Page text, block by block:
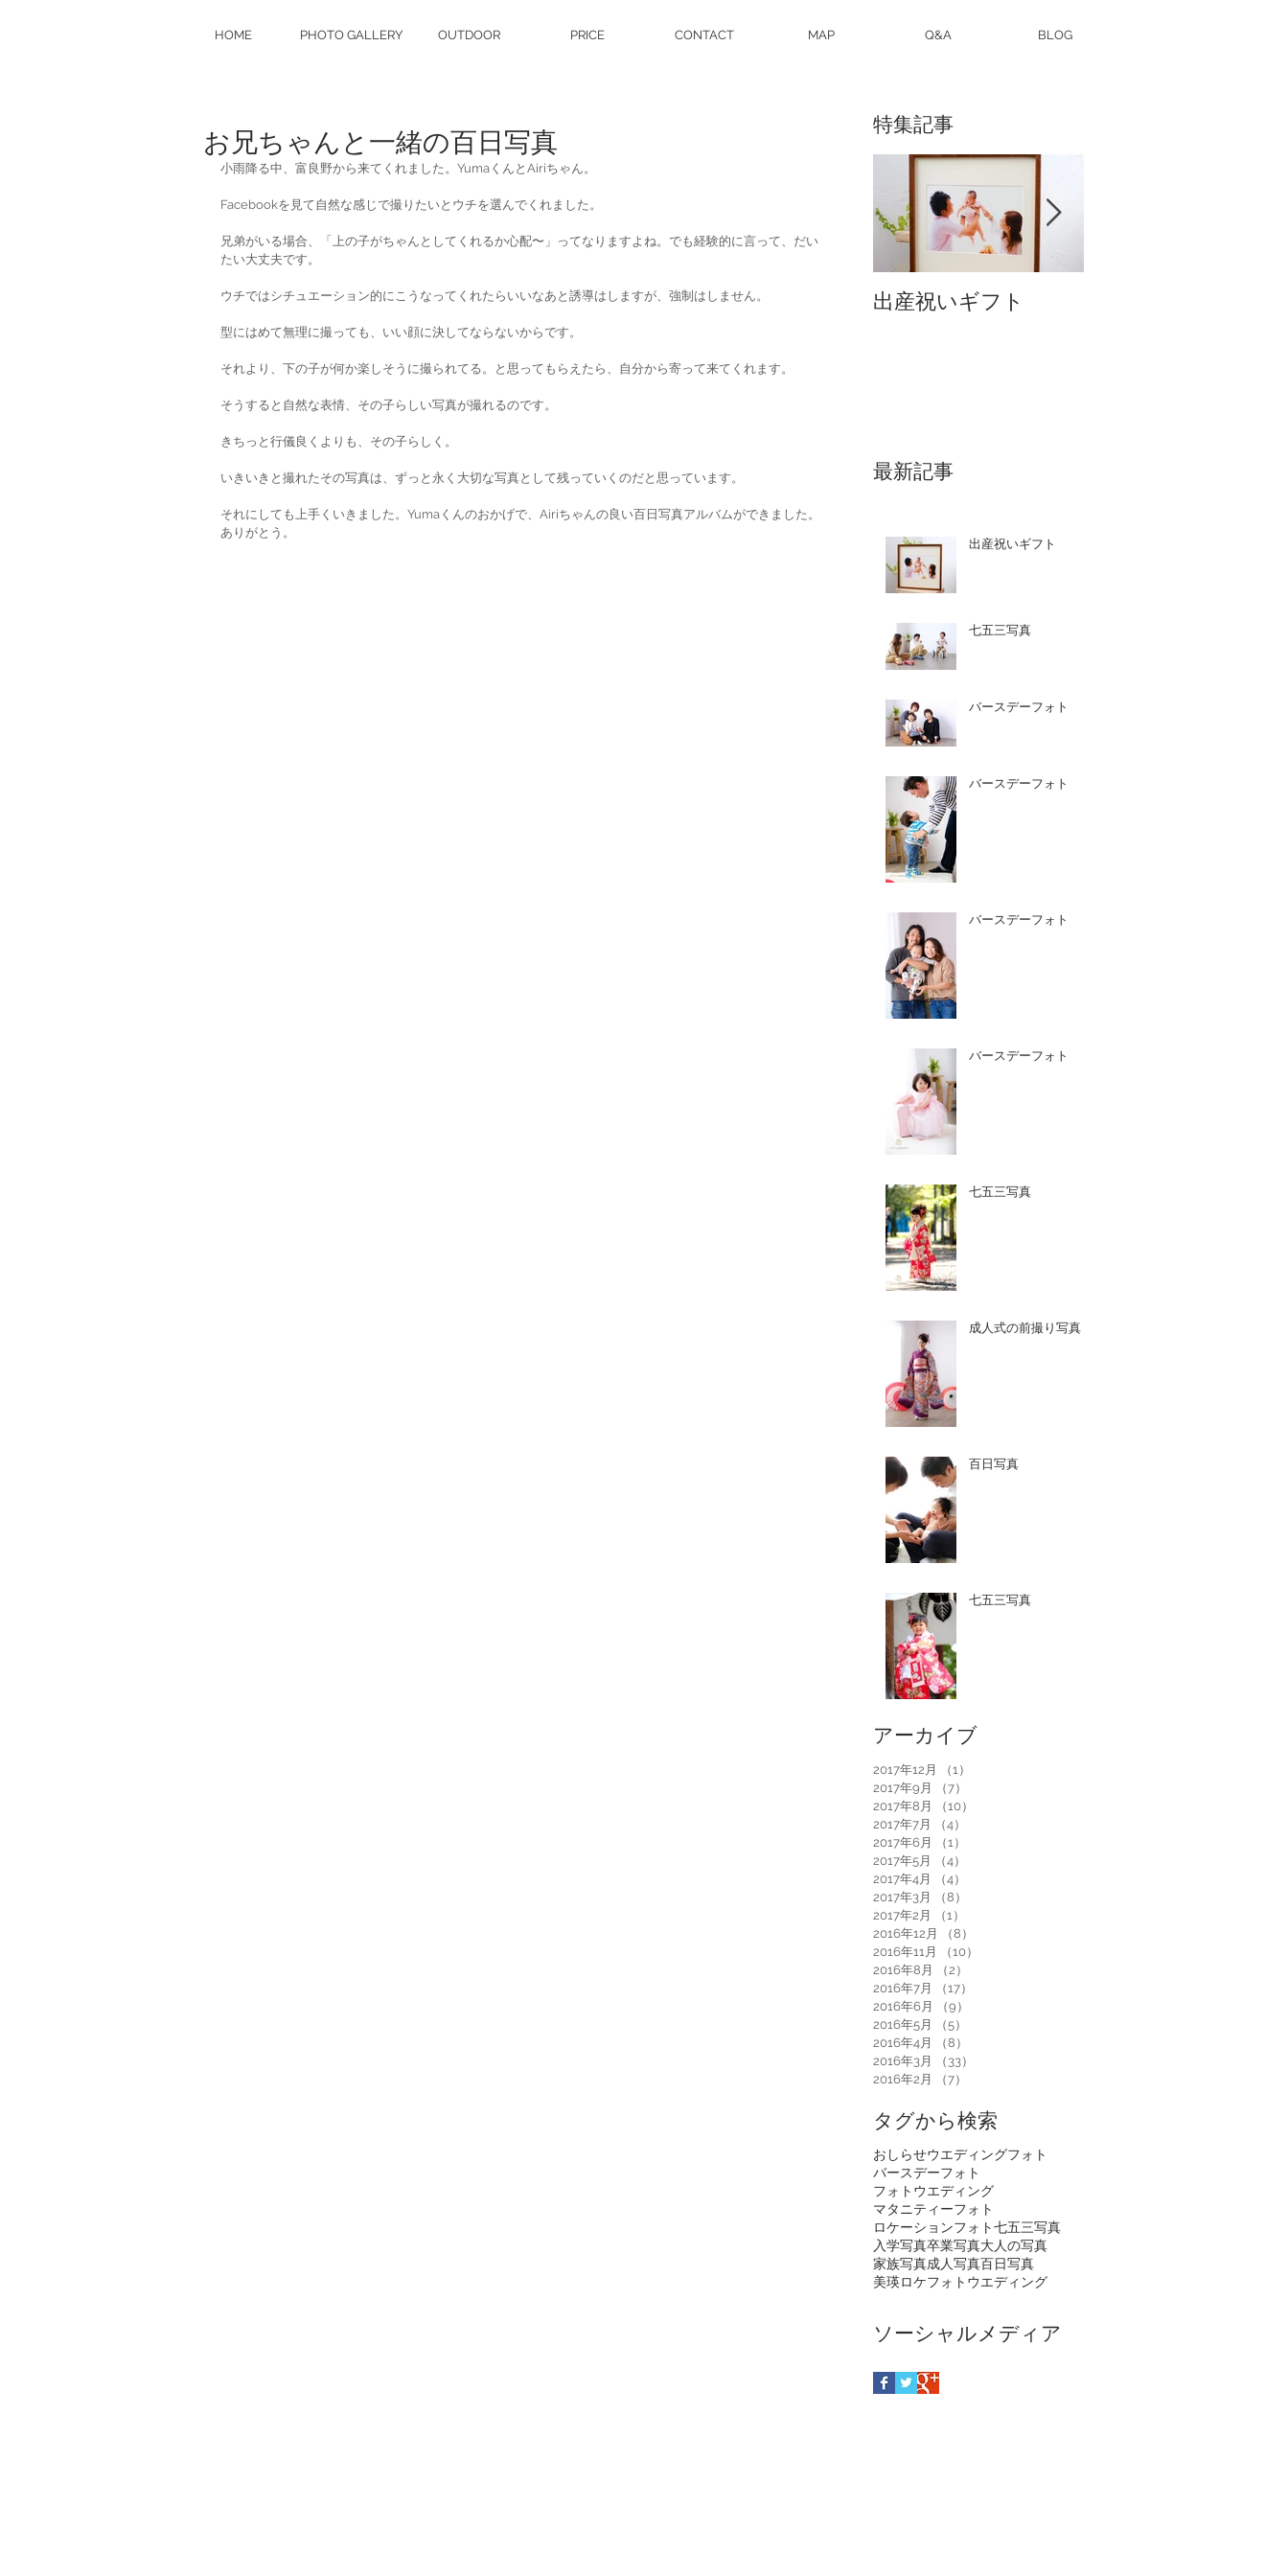
HOME PHOTO GALLERY OUTDOOR PRICE CONTACT MAP Q&A BLOG
お兄ちゃんと一緒の百日写真
小雨降る中、富良野から来てくれました。YumaくんとAiriちゃん。
Facebookを見て自然な感じで撮りたいとウチを選んでくれました。
兄弟がいる場合、「上の子がちゃんとしてくれるか心配〜」ってなりますよね。でも経験的に言って、だい
たい大丈夫です。
ウチではシチュエーション的にこうなってくれたらいいなあと誘導はしますが、強制はしません。
型にはめて無理に撮っても、いい顔に決してならないからです。
それより、下の子が何か楽しそうに撮られてる。と思ってもらえたら、自分から寄って来てくれます。
そうすると自然な表情、その子らしい写真が撮れるのです。
きちっと行儀良くよりも、その子らしく。
いきいきと撮れたその写真は、ずっと永く大切な写真として残っていくのだと思っています。
それにしても上手くいきました。Yumaくんのおかげで、Airiちゃんの良い百日写真アルバムができました。
ありがとう。
特集記事
出産祝いギフト
最新記事
出産祝いギフト
七五三写真
バースデーフォト
バースデーフォト
バースデーフォト
バースデーフォト
七五三写真
成人式の前撮り写真
百日写真
七五三写真
アーカイブ
2017年12月 （1）
2017年9月
（7）
2017年8月
（10）
2017年7月
（4）
2017年6月
（1）
2017年5月
（4）
2017年4月
（4）
2017年3月
（8）
2017年2月
（1）
2016年12月
（8）
2016年11月
（10）
2016年8月
（2）
2016年7月
（17）
2016年6月
（9）
2016年5月
（5）
2016年4月
（8）
2016年3月
（33）
2016年2月
（7）
タグから検索
おしらせウエディングフォト
バースデーフォト
フォトウエディング
マタニティーフォト
ロケーションフォト七五三写真
入学写真卒業写真大人の写真
家族写真成人写真百日写真
美瑛ロケフォトウエディング
ソーシャルメディア